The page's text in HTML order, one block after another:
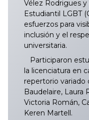
Vélez Rodrigues
Estudiantil LGBT
esfuerzos para
inclusión y el
universitaria.
Participaron
la licenciatura en
repertorio variado
Baudelaire, Laura
Victoria Román,
Keren Martell.